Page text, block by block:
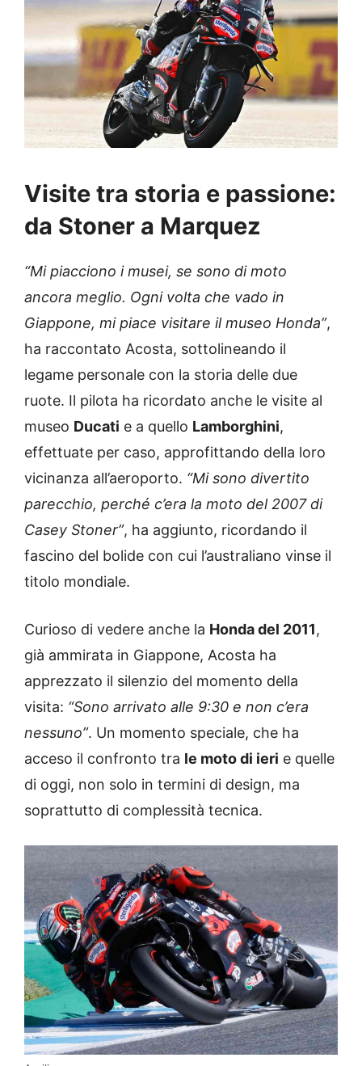
Visite tra storia e passione:
da Stoner a Marquez
“Mi piacciono i musei, se sono di moto
ancora meglio. Ogni volta che vado in
Giappone, mi piace visitare il museo Honda”,
ha raccontato Acosta, sottolineando il
legame personale con la storia delle due
ruote. Il pilota ha ricordato anche le visite al
museo Ducati e a quello Lamborghini,
effettuate per caso, approfittando della loro
vicinanza all’aeroporto. “Mi sono divertito
parecchio, perché c’era la moto del 2007 di
Casey Stoner”, ha aggiunto, ricordando il
fascino del bolide con cui l’australiano vinse il
titolo mondiale.
Curioso di vedere anche la Honda del 2011,
già ammirata in Giappone, Acosta ha
apprezzato il silenzio del momento della
visita: “Sono arrivato alle 9:30 e non c’era
nessuno”. Un momento speciale, che ha
acceso il confronto tra le moto di ieri e quelle
di oggi, non solo in termini di design, ma
soprattutto di complessità tecnica.